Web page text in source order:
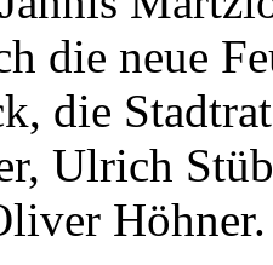
die neue
die
Ulrich